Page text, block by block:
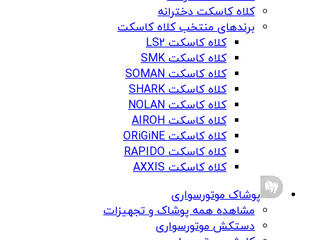
کلاه کاسکت دخترانه
برندهای منتخب کلاه کاسکت
کلاه کاسکت LS2
کلاه کاسکت SMK
کلاه کاسکت SOMAN
کلاه کاسکت SHARK
کلاه کاسکت NOLAN
کلاه کاسکت AIROH
کلاه کاسکت ORiGiNE
کلاه کاسکت RAPIDO
کلاه کاسکت AXXIS
پوشاک موتورسواری
مشاهده همه پوشاک و تجهیزات
دستکش موتورسواری